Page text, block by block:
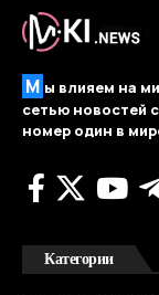
М ы влияем на
сетью новостей
номер один в
Категории